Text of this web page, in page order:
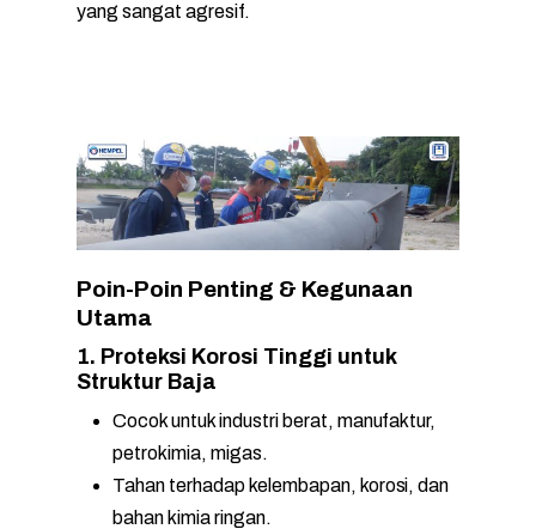
yang sangat agresif.
Poin-Poin Penting & Kegunaan
Utama
1. Proteksi Korosi Tinggi untuk
Struktur Baja
Cocok untuk industri berat, manufaktur,
petrokimia, migas.
Tahan terhadap kelembapan, korosi, dan
bahan kimia ringan.